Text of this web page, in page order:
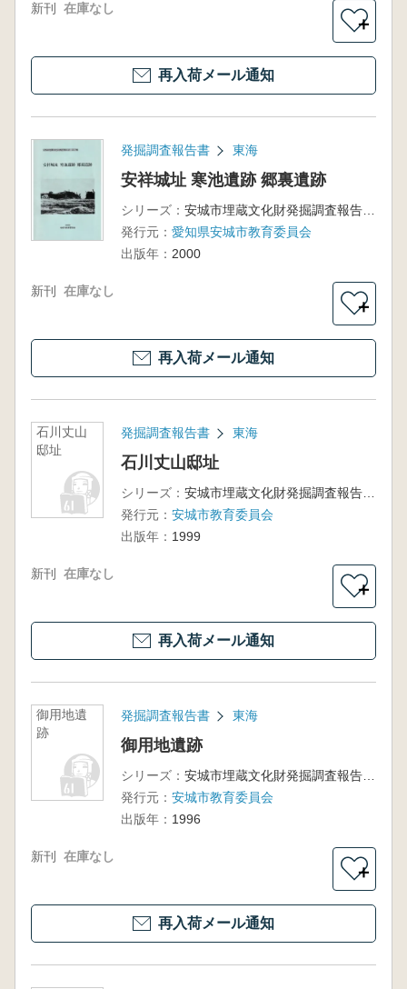
新刊 在庫なし
＋
再入荷メール通知
発掘調査報告書 東海
安祥城址 寒池遺跡 郷裏遺跡
シリーズ：
安城市埋蔵文化財発掘調査報告書第7集
発行元： 愛知県安城市教育委員会
出版年： 2000
新刊 在庫なし
＋
再入荷メール通知
石川丈山
邸址
発掘調査報告書 東海
石川丈山邸址
シリーズ：
安城市埋蔵文化財発掘調査報告書第5集
発行元： 安城市教育委員会
出版年： 1999
新刊 在庫なし
＋
再入荷メール通知
御用地遺
跡
発掘調査報告書 東海
御用地遺跡
シリーズ：
安城市埋蔵文化財発掘調査報告書第1集
発行元： 安城市教育委員会
出版年： 1996
新刊 在庫なし
＋
再入荷メール通知